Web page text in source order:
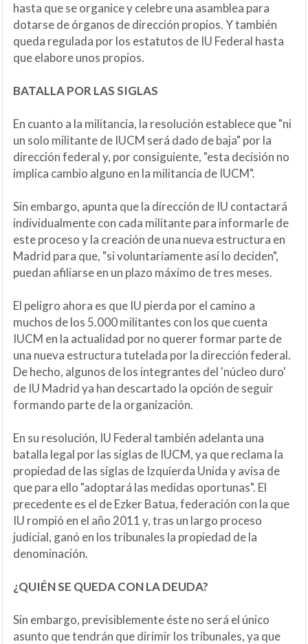
hasta que se organice y celebre una asamblea para
dotarse de órganos de dirección propios. Y también
queda regulada por los estatutos de IU Federal hasta
que elabore unos propios.
BATALLA POR LAS SIGLAS
En cuanto a la militancia, la resolución establece que "ni
un solo militante de IUCM será dado de baja" por la
dirección federal y, por consiguiente, "esta decisión no
implica cambio alguno en la militancia de IUCM".
Sin embargo, apunta que la dirección de IU contactará
individualmente con cada militante para informarle de
este proceso y la creación de una nueva estructura en
Madrid para que, "si voluntariamente así lo deciden",
puedan afiliarse en un plazo máximo de tres meses.
El peligro ahora es que IU pierda por el camino a
muchos de los 5.000 militantes con los que cuenta
IUCM en la actualidad por no querer formar parte de
una nueva estructura tutelada por la dirección federal.
De hecho, algunos de los integrantes del 'núcleo duro'
de IU Madrid ya han descartado la opción de seguir
formando parte de la organización.
En su resolución, IU Federal también adelanta una
batalla legal por las siglas de IUCM, ya que reclama la
propiedad de las siglas de Izquierda Unida y avisa de
que para ello "adoptará las medidas oportunas". El
precedente es el de Ezker Batua, federación con la que
IU rompió en el año 2011 y, tras un largo proceso
judicial, ganó en los tribunales la propiedad de la
denominación.
¿QUIÉN SE QUEDA CON LA DEUDA?
Sin embargo, previsiblemente éste no será el único
asunto que tendrán que dirimir los tribunales, ya que